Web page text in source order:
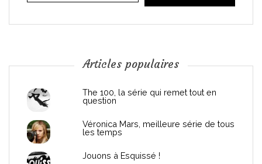
n
Articles populaires
The 100, la série qui remet tout en
question
Véronica Mars, meilleure série de tous
les temps
Jouons à Esquissé !